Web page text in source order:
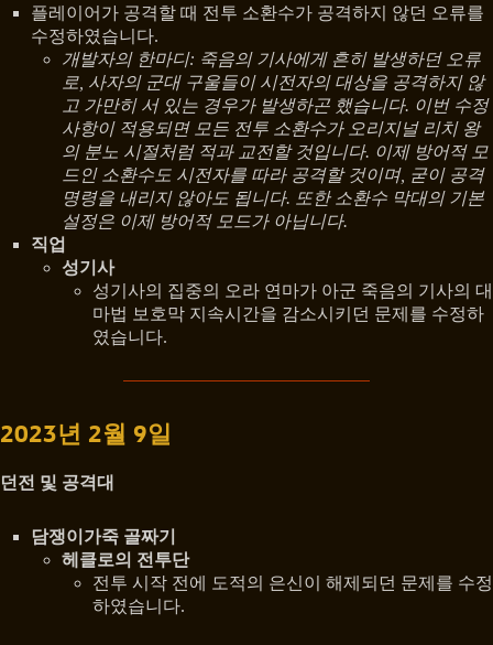
플레이어가 공격할 때 전투 소환수가 공격하지 않던 오류를
수정하였습니다.
개발자의 한마디: 죽음의 기사에게 흔히 발생하던 오류
로, 사자의 군대 구울들이 시전자의 대상을 공격하지 않
고 가만히 서 있는 경우가 발생하곤 했습니다. 이번 수정
사항이 적용되면 모든 전투 소환수가 오리지널 리치 왕
의 분노 시절처럼 적과 교전할 것입니다. 이제 방어적 모
드인 소환수도 시전자를 따라 공격할 것이며, 굳이 공격
명령을 내리지 않아도 됩니다. 또한 소환수 막대의 기본
설정은 이제 방어적 모드가 아닙니다.
직업
성기사
성기사의 집중의 오라 연마가 아군 죽음의 기사의 대
마법 보호막 지속시간을 감소시키던 문제를 수정하
였습니다.
2023년 2월 9일
던전 및 공격대
담쟁이가죽 골짜기
헤클로의 전투단
전투 시작 전에 도적의 은신이 해제되던 문제를 수정
하였습니다.